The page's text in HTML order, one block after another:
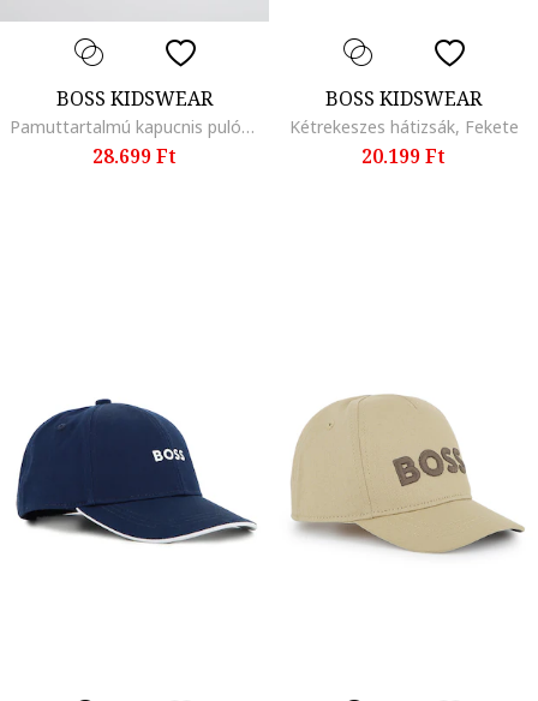
BOSS KIDSWEAR
Pamuttartalmú kapucnis pulóver, póló és szabadidőnadrág szett, Fehér/Világosbézs
28.699 Ft
BOSS KIDSWEAR
Kétrekeszes hátizsák, Fekete
20.199 Ft